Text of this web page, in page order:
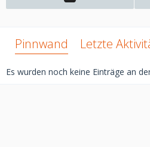
Pinnwand Letzte
Es wurden noch keine Einträge an